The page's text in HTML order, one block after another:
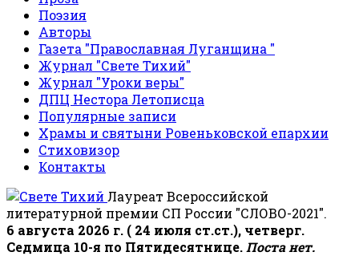
Поэзия
Авторы
Газета "Православная Луганщина "
Журнал "Свете Тихий"
Журнал "Уроки веры"
ДПЦ Нестора Летописца
Популярные записи
Храмы и святыни Ровеньковской епархии
Стиховизор
Контакты
Лауреат Всероссийской
литературной премии СП России "СЛОВО-2021".
6 августа 2026 г. ( 24 июля ст.ст.), четверг.
Седмица 10-я по Пятидесятнице. Поста нет.